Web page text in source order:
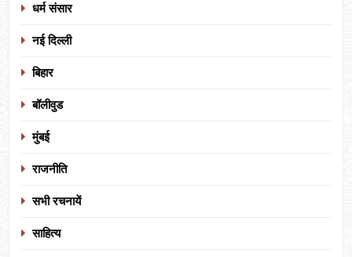
धर्म संसार
नई दिल्ली
बिहार
बॉलीवुड
मुंबई
राजनीति
सभी रचनायें
साहित्य